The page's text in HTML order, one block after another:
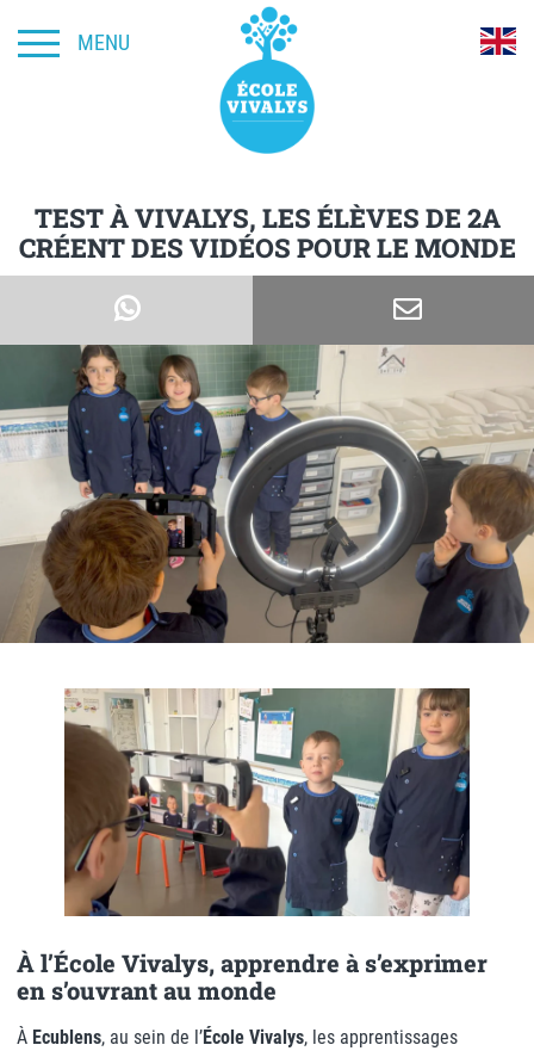
MENU
TEST À VIVALYS, LES ÉLÈVES DE 2A
CRÉENT DES VIDÉOS POUR LE MONDE
À l’École Vivalys, apprendre à s’exprimer
en s’ouvrant au monde
À Ecublens, au sein de l’École Vivalys, les apprentissages